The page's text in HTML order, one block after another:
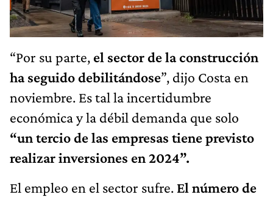
“Por su parte, el sector de la construcción
ha seguido debilitándose”, dijo Costa en
noviembre. Es tal la incertidumbre
económica y la débil demanda que solo
“un tercio de las empresas tiene previsto
realizar inversiones en 2024”.
El empleo en el sector sufre. El número de